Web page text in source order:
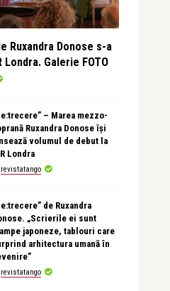
Ruxandra Donose s-a
Londra. Galerie FOTO
– Marea mezzo-
Ruxandra Donose își
volumul de debut la
Londra
revistatango
de Ruxandra
„Scrierile ei sunt
japoneze, tablouri care
arhitectura umană în
revistatango